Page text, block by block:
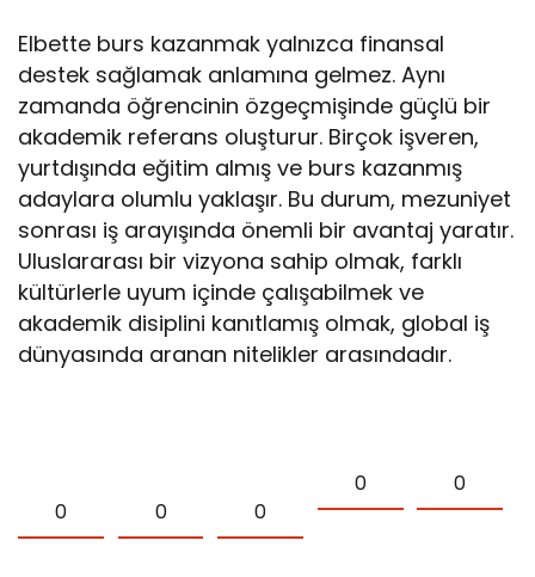
Elbette burs kazanmak yalnızca finansal
destek sağlamak anlamına gelmez. Aynı
zamanda öğrencinin özgeçmişinde güçlü bir
akademik referans oluşturur. Birçok işveren,
yurtdışında eğitim almış ve burs kazanmış
adaylara olumlu yaklaşır. Bu durum, mezuniyet
sonrası iş arayışında önemli bir avantaj yaratır.
Uluslararası bir vizyona sahip olmak, farklı
kültürlerle uyum içinde çalışabilmek ve
akademik disiplini kanıtlamış olmak, global iş
dünyasında aranan nitelikler arasındadır.
0 0 0
0 0